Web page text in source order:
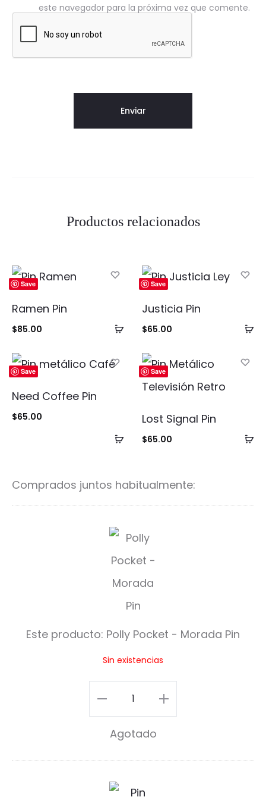
este navegador para la próxima vez que comente.
Productos relacionados
Save
Añadir
carrito
Ramen Pin
$85.00
Save
Justicia Pin
$65.00
Save
Añadir
Need Coffee Pin
$65.00
Save
Lost Signal Pin
$65.00
Comprados juntos habitualmente:
P
o
l
l
o
k
e
t
Este producto: Polly Pocket - Morada Pin
Sin existencias
Polly
Pocket
Morada
Agotado
S